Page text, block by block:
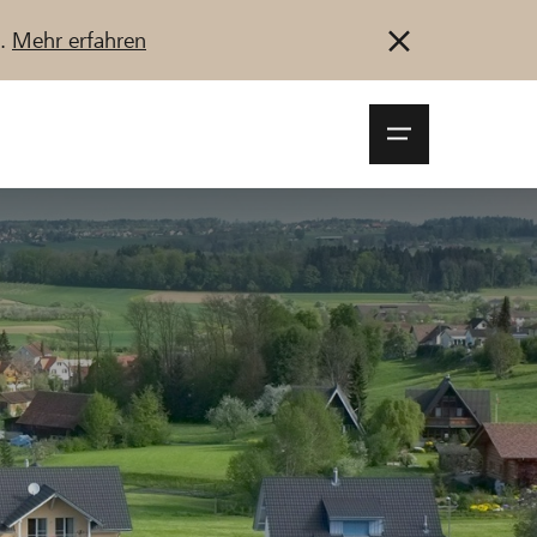
Mehr erfahren
Anmelden Registrieren
Jetzt starten